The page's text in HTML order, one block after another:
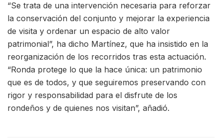
“Se trata de una intervención necesaria para reforzar
la conservación del conjunto y mejorar la experiencia
de visita y ordenar un espacio de alto valor
patrimonial”, ha dicho Martínez, que ha insistido en la
reorganización de los recorridos tras esta actuación.
“Ronda protege lo que la hace única: un patrimonio
que es de todos, y que seguiremos preservando con
rigor y responsabilidad para el disfrute de los
rondeños y de quienes nos visitan”, añadió.